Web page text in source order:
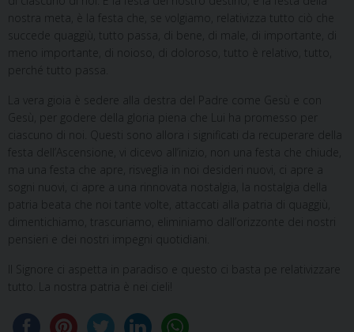
nostra meta, è la festa che, se volgiamo, relativizza tutto ciò che
succede quaggiù, tutto passa, di bene, di male, di importante, di
meno importante, di noioso, di doloroso, tutto è relativo, tutto,
perché tutto passa.
La vera gioia è sedere alla destra del Padre come Gesù e con
Gesù, per godere della gloria piena che Lui ha promesso per
ciascuno di noi. Questi sono allora i significati da recuperare della
festa dell’Ascensione, vi dicevo all’inizio, non una festa che chiude,
ma una festa che apre, risveglia in noi desideri nuovi, ci apre a
sogni nuovi, ci apre a una rinnovata nostalgia, la nostalgia della
patria beata che noi tante volte, attaccati alla patria di quaggiù,
dimentichiamo, trascuriamo, eliminiamo dall’orizzonte dei nostri
pensieri e dei nostri impegni quotidiani.
Il Signore ci aspetta in paradiso e questo ci basta pe relativizzare
tutto. La nostra patria è nei cieli!